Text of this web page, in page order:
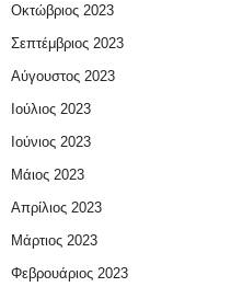
Οκτώβριος 2023
Σεπτέμβριος 2023
Αύγουστος 2023
Ιούλιος 2023
Ιούνιος 2023
Μάιος 2023
Απρίλιος 2023
Μάρτιος 2023
Φεβρουάριος 2023